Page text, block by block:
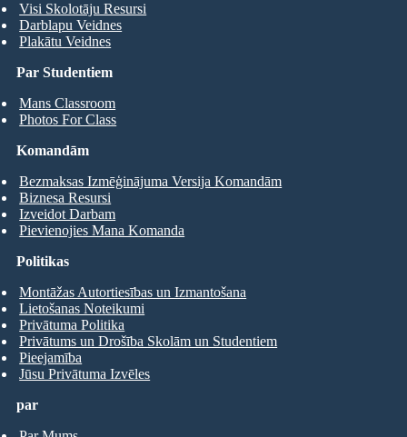
Par Studentiem
Mans Classroom
Photos For Class
Visi Skolotāju Resursi
Darblapu Veidnes
Plakātu Veidnes
Komandām
Bezmaksas Izmēģinājuma Versija Komandām
Biznesa Resursi
Izveidot Darbam
Pievienojies Mana Komanda
par
Politikas
Montāžas Autortiesības un Izmantošana
Lietošanas Noteikumi
Privātuma Politika
Privātums un Drošība Skolām un Studentiem
Pieejamība
Jūsu Privātuma Izvēles